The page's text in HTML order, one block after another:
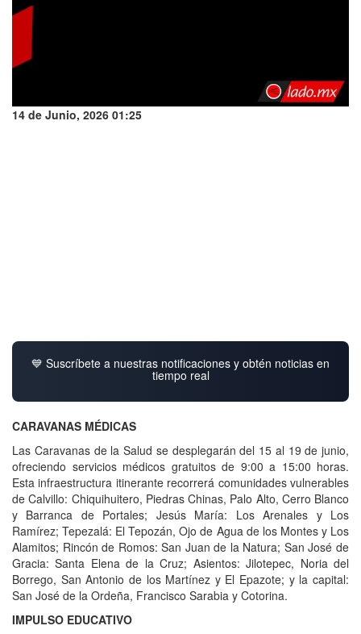
14 de Junio, 2026 01:25
💙 Suscríbete a nuestras notificaciones y obtén noticias en
tiempo real
CARAVANAS MÉDICAS
Las Caravanas de la Salud se desplegarán del 15 al 19 de junio,
ofreciendo servicios médicos gratuitos de 9:00 a 15:00 horas.
Esta infraestructura itinerante recorrerá comunidades vulnerables
de Calvillo: Chiquihuitero, Piedras Chinas, Palo Alto, Cerro Blanco
y Barranca de Portales; Jesús María: Los Arenales y Los
Ramírez; Tepezalá: El Tepozán, Ojo de Agua de los Montes y Los
Alamitos; Rincón de Romos: San Juan de la Natura; San José de
Gracia: Santa Elena de la Cruz; Asientos: Jilotepec, Noria del
Borrego, San Antonio de los Martínez y El Epazote; y la capital:
San José de la Ordeña, Francisco Sarabia y Cotorina.
IMPULSO EDUCATIVO